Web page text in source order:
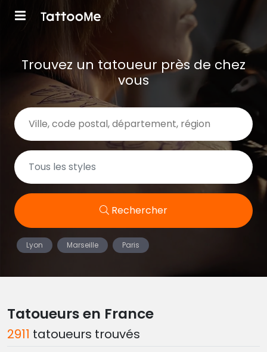
Trouvez un tatoueur près de chez
vous
Rechercher
Lyon Marseille Paris
Tatoueurs en France
2911 tatoueurs trouvés